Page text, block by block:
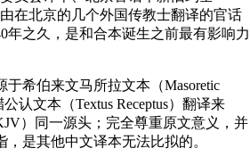
在北京的几个外国传教士翻译的官话
年之久，是和合本诞生之前最有影响力
希伯来文马所拉文本（Masoretic
认文本（Textus Receptus）翻译来
）同一源头；完全尊重原文意义，并
，是其他中文译本无法比拟的。